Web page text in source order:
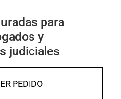
para
y
judiciales
PEDIDO